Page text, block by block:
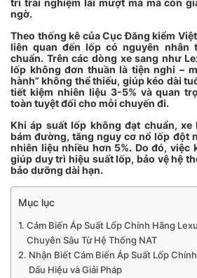
trì trải nghiệm lái mượt mà mà còn
ngờ.
Theo thống kê của Cục Đăng kiểm
liên quan đến lốp có nguyên nhân
chuẩn. Trên các dòng xe sang như
lốp không đơn thuần là tiện nghi –
hành” không thể thiếu, giúp kéo dài
tiết kiệm nhiên liệu 3-5% và quan
toàn tuyệt đối cho mỗi chuyến đi.
Khi áp suất lốp không đạt chuẩn, xe
bám đường, tăng nguy cơ nổ lốp đột
nhiên liệu nhiều hơn 5%. Do đó, việc
giúp duy trì hiệu suất lốp, bảo vệ hệ
bảo dưỡng dài hạn.
Mục lục
Cảm Biến Áp Suất Lốp Chính Hãng
Chuyên Sâu Từ Hệ Thống NAT
Nhận Biết Cảm Biến Áp Suất Lốp
Dấu Hiệu và Giải Pháp